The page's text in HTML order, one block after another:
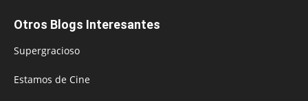
Otros Blogs Interesantes
Supergracioso
Estamos de Cine